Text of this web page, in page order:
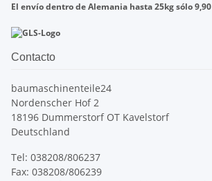
El envío dentro deAlemania hasta25kgsólo9,90
Contacto
baumaschinenteile24
Nordenscher Hof 2
18196 Dummerstorf OT Kavelstorf
Deutschland
Tel: 038208/806237
Fax: 038208/806239